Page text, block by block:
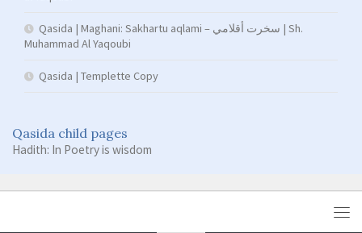
Qasida | Maghani: Sakhartu aqlami – سخرت أقلامي | Sh.
Muhammad Al Yaqoubi
Qasida | Templette Copy
Qasida child pages
Hadith: In Poetry is wisdom